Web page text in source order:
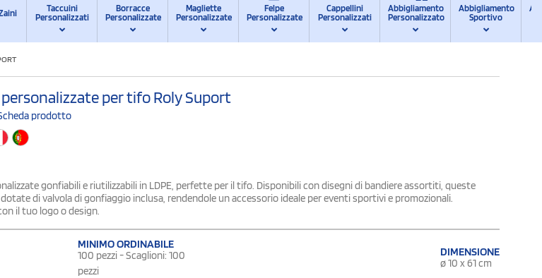
Taccuini
Personalizzati
Borracce
Personalizzate
Magliette
Personalizzate
Felpe
Personalizzate
Cappellini
Personalizzati
Abbigliamento
Personalizzato
Abbigliamento
Sportivo
per tifo Roly Suport
prodotto
gonfiabili e riutilizzabili in LDPE, perfette per il tifo. Disponibili con disegni di bandiere assortiti, queste
di valvola di gonfiaggio inclusa, rendendole un accessorio ideale per eventi sportivi e promozionali.
il tuo logo o design.
MINIMO ORDINABILE
100 pezzi - Scaglioni: 100
pezzi
DIMENSIONE
ø 10 x 61 cm